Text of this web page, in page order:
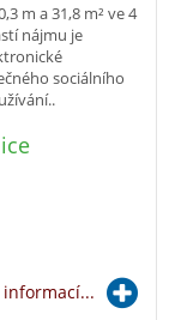
m a 31,8 m² ve 4
nájmu je
sociálního
informací...